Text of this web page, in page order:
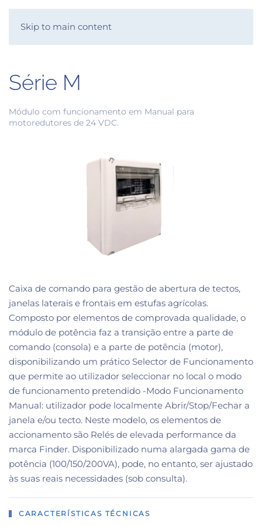
Skip to main content
SKYSYS
Série M
Módulo com funcionamento em Manual para
motoredutores de 24 VDC.
Caixa de comando para gestão de abertura de tectos,
janelas laterais e frontais em estufas agrícolas.
Composto por elementos de comprovada qualidade, o
módulo de potência faz a transição entre a parte de
comando (consola) e a parte de potência (motor),
disponibilizando um prático Selector de Funcionamento
que permite ao utilizador seleccionar no local o modo
de funcionamento pretendido -Modo Funcionamento
Manual: utilizador pode localmente Abrir/Stop/Fechar a
janela e/ou tecto. Neste modelo, os elementos de
accionamento são Relés de elevada performance da
marca Finder. Disponibilizado numa alargada gama de
potência (100/150/200VA), pode, no entanto, ser ajustado
às suas reais necessidades (sob consulta).
CARACTERÍSTICAS TÉCNICAS